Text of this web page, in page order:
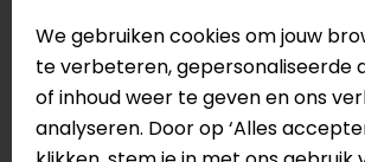
REV'IT!
Poseidon 3 GTX
Dainese
We gebruiken cookies om jouw
te verbeteren, gepersonaliseerde
of inhoud weer te geven en ons
analyseren. Door op ‘Alles